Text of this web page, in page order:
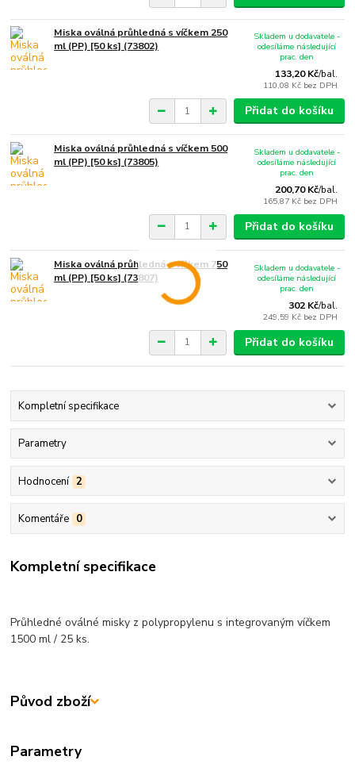
Miska oválná průhledná s víčkem 250
ml (PP) [50 ks] (73802)
133,20 Kč/bal.
110,08 Kč bez DPH
Skladem u dodavatele -
odesíláme následující
prac. den
Přidat do košíku
Miska oválná průhledná s víčkem 500
ml (PP) [50 ks] (73805)
200,70 Kč/bal.
165,87 Kč bez DPH
Skladem u dodavatele -
odesíláme následující
prac. den
Přidat do košíku
Miska oválná průhledná s víčkem 750
ml (PP) [50 ks] (73807)
302 Kč/bal.
249,59 Kč bez DPH
Skladem u dodavatele -
odesíláme následující
prac. den
Přidat do košíku
Kompletní specifikace
Parametry
Hodnocení 2
Komentáře 0
Kompletní specifikace
Průhledné oválné misky z polypropylenu s integrovaným víčkem
1500 ml / 25 ks.
Původ zboží
Parametry